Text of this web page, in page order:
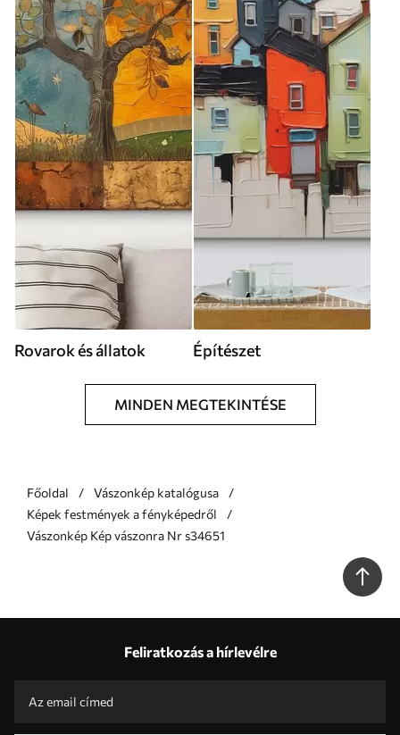
Rovarok és állatok Építészet
MINDEN MEGTEKINTÉSE
Főoldal
Vászonkép katalógusa
Képek festmények a fényképedről
Vászonkép Kép vászonra Nr s34651
Feliratkozás a hírlevélre